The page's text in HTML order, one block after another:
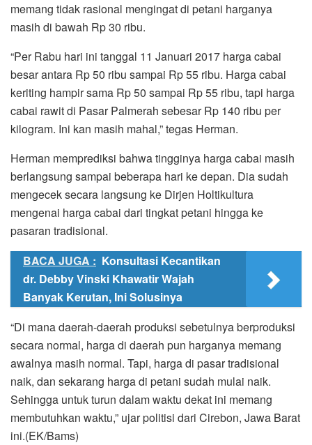
memang tidak rasional mengingat di petani harganya
masih di bawah Rp 30 ribu.
“Per Rabu hari ini tanggal 11 Januari 2017 harga cabai
besar antara Rp 50 ribu sampai Rp 55 ribu. Harga cabai
keriting hampir sama Rp 50 sampai Rp 55 ribu, tapi harga
cabai rawit di Pasar Palmerah sebesar Rp 140 ribu per
kilogram. Ini kan masih mahal,” tegas Herman.
Herman memprediksi bahwa tingginya harga cabai masih
berlangsung sampai beberapa hari ke depan. Dia sudah
mengecek secara langsung ke Dirjen Holtikultura
‎mengenai harga cabai dari tingkat petani hingga ke
pasaran tradisional.
BACA JUGA : Konsultasi Kecantikan
dr. Debby Vinski Khawatir Wajah
Banyak Kerutan, Ini Solusinya
“Di mana daerah-daerah produksi sebetulnya berproduksi
secara normal, harga di daerah pun harganya memang
awalnya masih normal. Tapi, harga di pasar tradisional
naik, dan sekarang ‎harga ‎di petani sudah mulai naik.
Sehingga untuk turun dalam waktu dekat ini memang
membutuhkan waktu,” ujar politisi dari Cirebon, Jawa Barat
ini.(EK/Bams)